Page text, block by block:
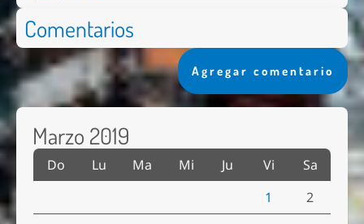
Comentarios
Agregar comentario
Marzo 2019
Do Lu Ma Mi Ju Vi
Sa
1
2